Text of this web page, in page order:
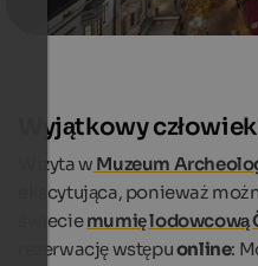
Wyjątkowy
Wizyta w Muzeum
ekscytująca, ponieważ
świeciemumię lodowcową
rezerwację wstępuonline: